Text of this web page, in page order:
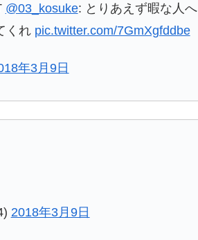
@03_kosuke: とりあえず暇な人へ
くれ pic.twitter.com/7GmXgfddbe
年3月9日
2018年3月9日